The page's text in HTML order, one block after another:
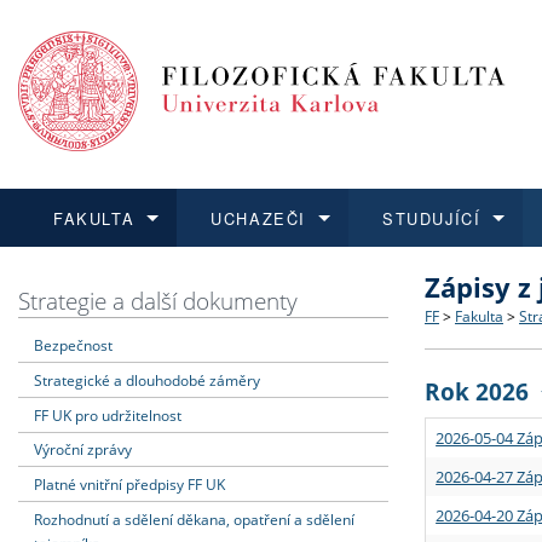
FAKULTA
Dozvědět se více
Struktura
Strategie
Podpora
UCHAZEČI
Podat přihlášku
Co
Učitelské
STUDUJÍCÍ
Dozvědět se více
Rigorózní
Dozvědět se více
O vědě a
Granty a
Dozvědět se více
Aktuální
Strategie a další dokumenty
Bezpečnost
Strategické a dlouhodobé záměry
FF UK pro udržitelnost
Výroční zprávy
Platné vnitřní předpisy FF UK
Rozhodnutí a sdělení děkana, opatření a sdělení
Zápisy
FF > Fakulta >
Rok 2026
2026-05-04
2026-04-27
2026-04-20